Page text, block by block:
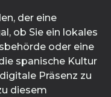
der eine
ob Sie ein lokales
oder eine
spanische Kultur
Präsenz zu
diesem